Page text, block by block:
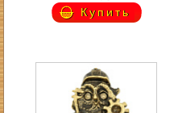
Купить